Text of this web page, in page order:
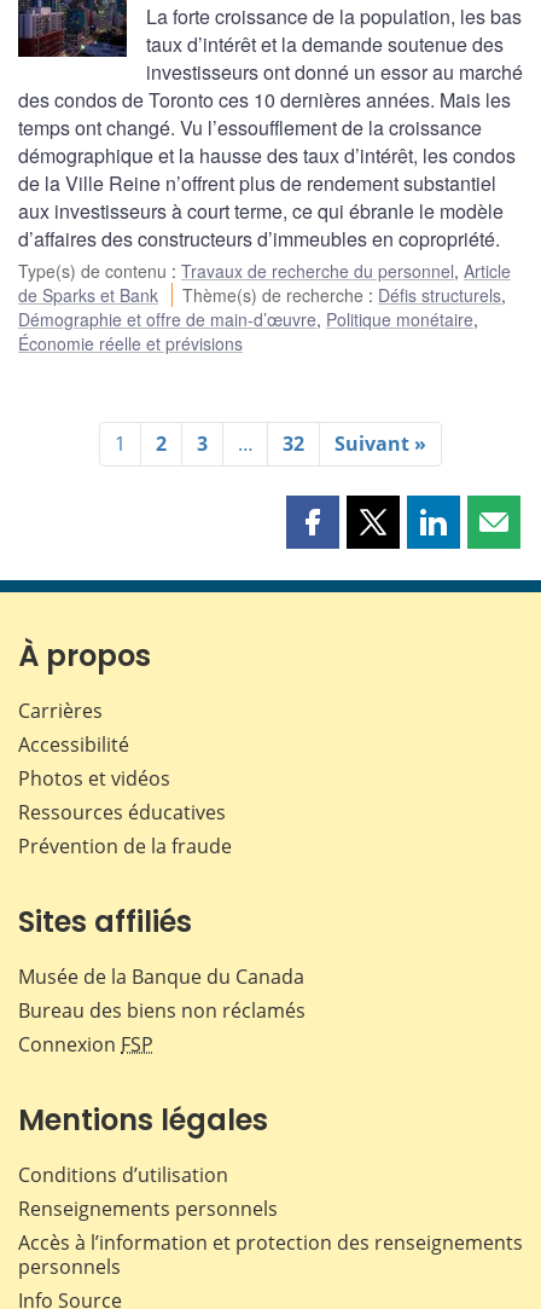
La forte croissance de la population, les bas
taux d’intérêt et la demande soutenue des
investisseurs ont donné un essor au marché
des condos de Toronto ces 10 dernières années. Mais les
temps ont changé. Vu l’essoufflement de la croissance
démographique et la hausse des taux d’intérêt, les condos
de la Ville Reine n’offrent plus de rendement substantiel
aux investisseurs à court terme, ce qui ébranle le modèle
d’affaires des constructeurs d’immeubles en copropriété.
Type(s) de contenu : Travaux de recherche du personnel, Article
de Sparks et Bank
Thème(s) de recherche : Défis structurels,
Démographie et offre de main-d’œuvre, Politique monétaire,
Économie réelle et prévisions
1 2 3 … 32 Suivant »
Partager
page
Partager
page
Partager
page page
À propos
Carrières
Accessibilité
Photos et vidéos
Ressources éducatives
Prévention de la fraude
Sites affiliés
Musée de la Banque du Canada
Bureau des biens non réclamés
Connexion FSP
Mentions légales
Conditions d’utilisation
Renseignements personnels
Accès à l’information et protection des renseignements
personnels
Info Source